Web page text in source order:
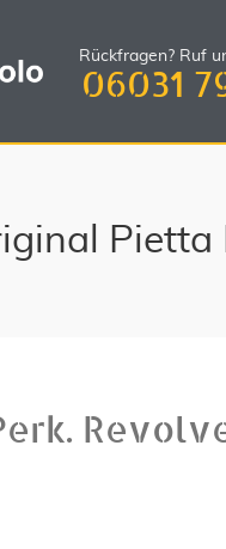
Rückfragen? Ruf
06031
Pietta